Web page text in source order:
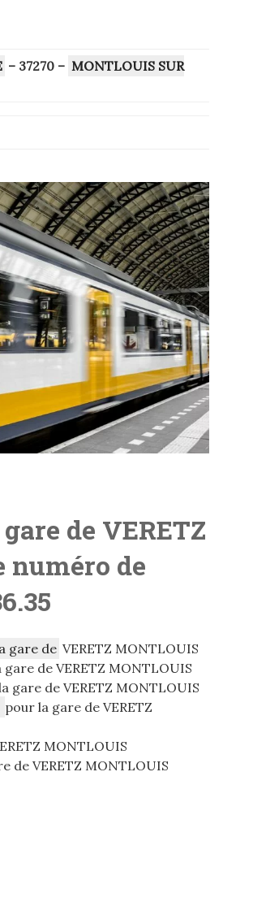
– 37270 – MONTLOUIS SUR
de VERETZ
numéro de
gare de VERETZ MONTLOUIS
gare de VERETZ MONTLOUIS
gare de VERETZ MONTLOUIS
pour la gare de VERETZ
MONTLOUIS
de VERETZ MONTLOUIS